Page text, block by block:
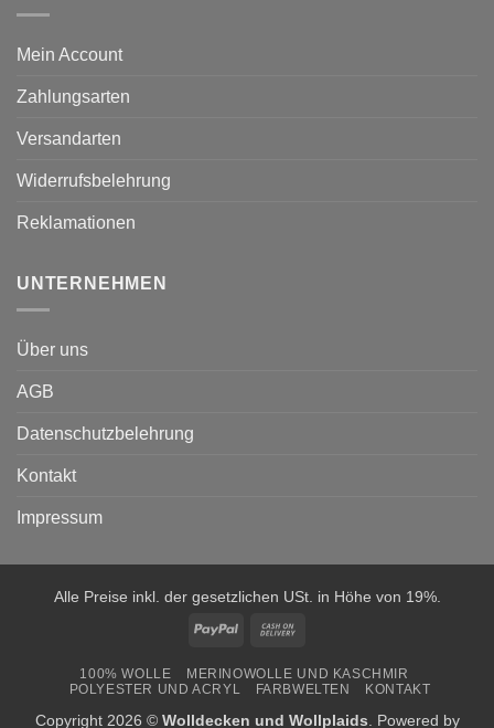
Mein Account
Zahlungsarten
Versandarten
Widerrufsbelehrung
Reklamationen
UNTERNEHMEN
Über uns
AGB
Datenschutzbelehrung
Kontakt
Impressum
Alle Preise inkl. der gesetzlichen USt. in Höhe von 19%.
PayPal
Delivery
100% WOLLE
MERINOWOLLE UND KASCHMIR
POLYESTER UND ACRYL
FARBWELTEN KONTAKT
Copyright 2026 © Wolldecken und Wollplaids. Powered by